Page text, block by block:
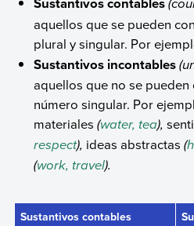
aquellos que se pueden
plural y singular. Por
Sustantivos incontables(
aquellos que no se
número singular. Por
materiales(water, tea),
respect), ideas abstractas(
(work, travel).
Sustantivos contables